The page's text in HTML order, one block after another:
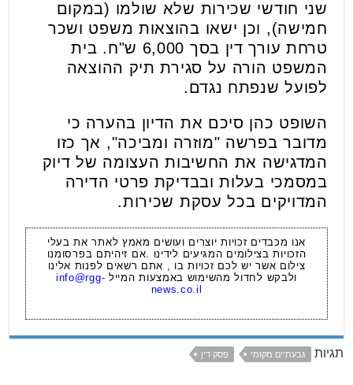
שני חודשי שכירות שלא שולמו (במקום
חמישה), וכן ישאו בהוצאות משפט ושכר
טרחת עורך דין בסך 6,000 ש"ח. בית
המשפט הורה על סגירת תיק ההוצאה
לפועל שנפתח נגדם.
השופט כהן סיכם את הדיון בהערה כי
מדובר בפרשה "מוזרה ומביכה", אך כזו
המדגישה את החשיבות העצומה של דיוק
במסמכי בעלות ובבדיקת פרטי הדירה
המדויקים בכל עסקת שכירות.
אנו מכבדים זכויות יוצרים ועושים מאמץ לאתר את בעלי
הזכויות בצילומים המגיעים לידינו .אם זיהיתם בפרסומנו
צילום אשר יש לכם זכויות בו , אתם רשאים לפנות אלינו
ולבקש לחדול מהשימוש באמצעות המייל info@rgg-
news.co.il
תגיות גבעתיים מקומי פסק דין